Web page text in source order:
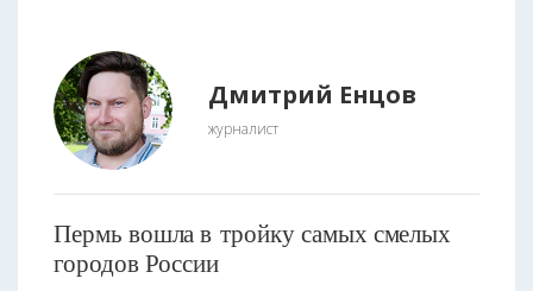
Дмитрий Енцов
журналист
Пермь вошла в тройку самых смелых
городов России